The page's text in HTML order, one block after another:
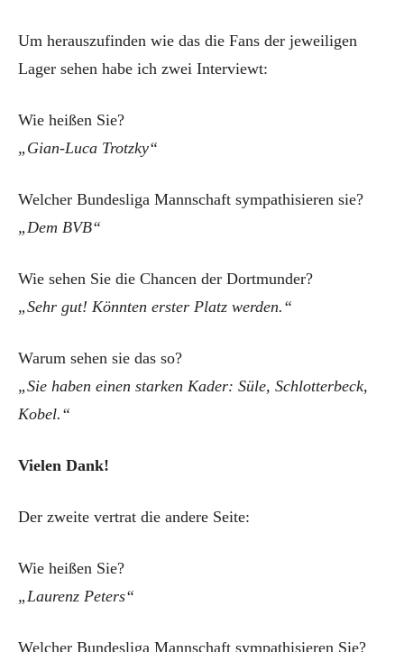
Um herauszufinden wie das die Fans der jeweiligen
Lager sehen habe ich zwei Interviewt:
Wie heißen Sie?
„Gian-Luca Trotzky“
Welcher Bundesliga Mannschaft sympathisieren sie?
„Dem BVB“
Wie sehen Sie die Chancen der Dortmunder?
„Sehr gut! Könnten erster Platz werden.“
Warum sehen sie das so?
„Sie haben einen starken Kader: Süle, Schlotterbeck,
Kobel.“
Vielen Dank!
Der zweite vertrat die andere Seite:
Wie heißen Sie?
„Laurenz Peters“
Welcher Bundesliga Mannschaft sympathisieren Sie?